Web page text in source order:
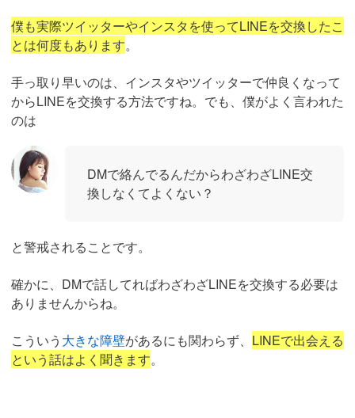
僕も実際ツイッターやインスタを使ってLINEを交換したこ
とは何度もあります。
手っ取り早いのは、インスタやツイッターで仲良くなって
からLINEを交換する方法ですね。でも、僕がよく言われた
のは
DMで絡んでるんだからわざわざLINE交
換しなくてよくない？
と警戒されることです。
確かに、DMで話してればわざわざLINEを交換する必要は
ありませんからね。
こういう 大きな障壁があるにも関わらず、 LINEで出会える
という話はよく聞きます。